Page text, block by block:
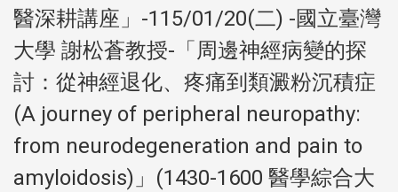
醫深耕講座」-115/01/20(二) -國立臺灣
大學 謝松蒼教授-「周邊神經病變的探
討：從神經退化、疼痛到類澱粉沉積症
(A journey of peripheral neuropathy:
from neurodegeneration and pain to
amyloidosis)」(1430-1600 醫學綜合大